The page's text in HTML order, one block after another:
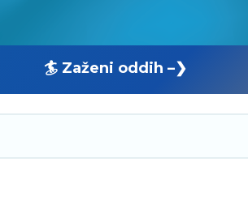
🏄 Zaženi oddih –❯